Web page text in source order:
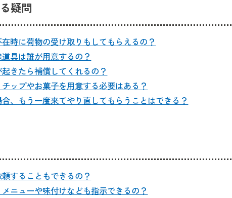
疑問
時に荷物の受け取りもしてもらえるの？
具は誰が用意するの？
きたら補償してくれるの？
ップやお菓子を用意する必要はある？
、もう一度来てやり直してもらうことはできる？
することもできるの？
ニューや味付けなども指示できるの？